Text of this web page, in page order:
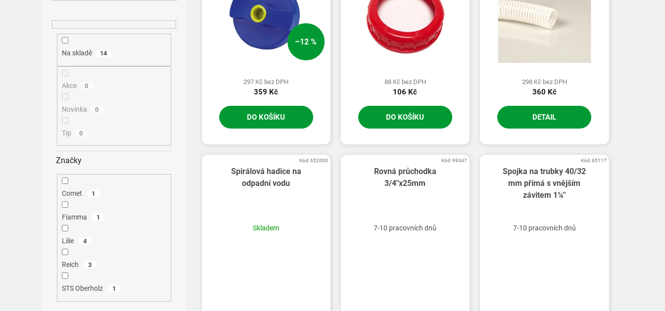
Na skladě 14
Akce 0
Novinka 0
Tip 0
Značky
Comet 1
Fiamma 1
Lilie 4
Reich 3
STS Oberholz 1
–12 %
297 Kč bez DPH
359 Kč
DO KOŠÍKU
88 Kč bez DPH
106 Kč
DO KOŠÍKU
298 Kč bez DPH
360 Kč
DETAIL
Spirálová hadice na
odpadní vodu
Skladem
Kód:652000
Rovná průchodka
3/4"x25mm
7-10 pracovních dnů
Kód:99347
Spojka na trubky 40/32
mm přímá s vnějším
závitem 1¼"
7-10 pracovních dnů
Kód:65117